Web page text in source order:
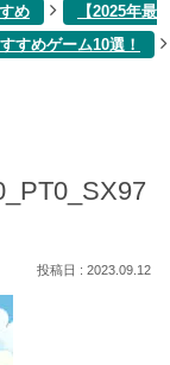
め
【2025年最
すめゲーム10選！
2023.09.12